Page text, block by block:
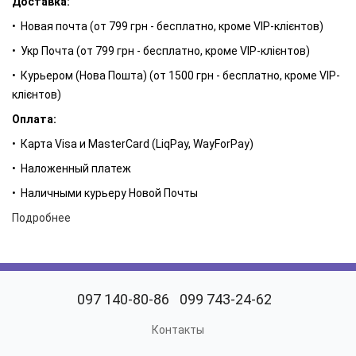
спутником во время ночных романтических прогулок возле
Сены. 106 - аромат для незаурядных женщин, которые
принимают нестандартные решения и в восторге от смелых
Мы уверены, что духи из этой коллекции подчеркнут
– для повседневных нарядов, два – для вечерних. И
готовьтесь собирать комплименты!
Для женщин, влюбленных в “Flower in the air” от Kenzo.
Видеообзор:
• Новая почта (от 799 грн - бесплатно, кроме VIP-клієнтов)
• Укр Почта (от 799 грн - бесплатно, кроме VIP-клієнтов)
• Курьером (Нова Пошта) (от 1500 грн - бесплатно, кроме VIP-
клієнтов)
Оплата:
• Карта Visa и MasterCard (LiqPay, WayForPay)
• Наложенный платеж
• Наличными курьеру Новой Почты
Подробнее
097 140-80-86 099 743-24-62
Контакты